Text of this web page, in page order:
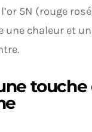
5N (rouge
une chaleur et
touche